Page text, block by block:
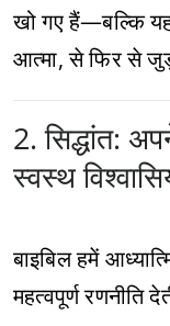
खो गए हैं—बल्कि
आत्मा, से फिर से
2. सिद्धांत:
स्वस्थ
बाइबिल हमें
महत्वपूर्ण रणनीति